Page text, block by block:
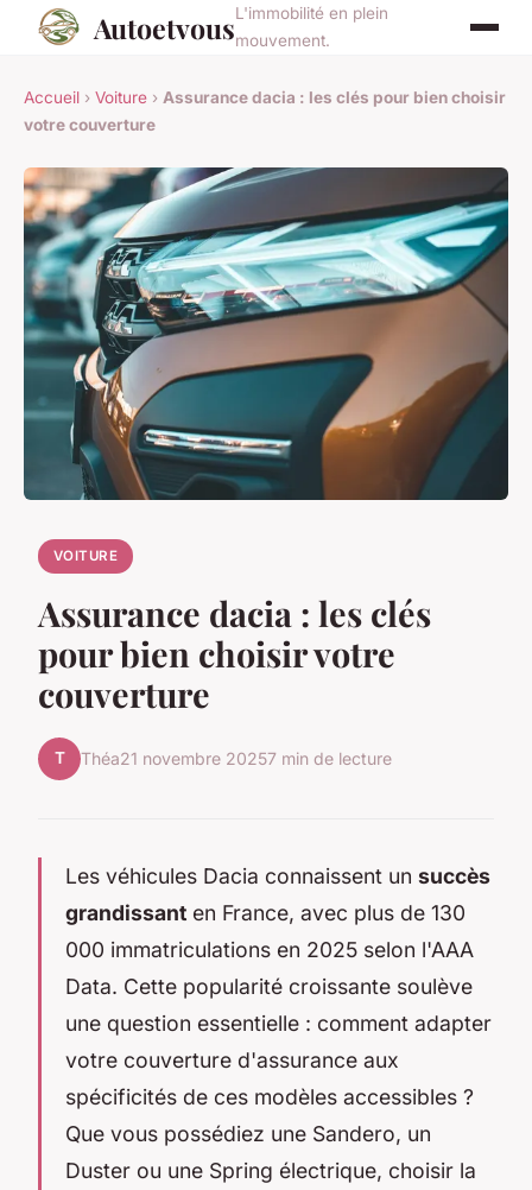
AutoetvousL'immobilité en plein
mouvement.
Accueil › Voiture › Assurance dacia : les clés pour bien choisir
votre couverture
VOITURE
Assurance dacia : les clés
pour bien choisir votre
couverture
T Théa21 novembre 20257 min de lecture
Les véhicules Dacia connaissent un succès
grandissant en France, avec plus de 130
000 immatriculations en 2025 selon l'AAA
Data. Cette popularité croissante soulève
une question essentielle : comment adapter
votre couverture d'assurance aux
spécificités de ces modèles accessibles ?
Que vous possédiez une Sandero, un
Duster ou une Spring électrique, choisir la